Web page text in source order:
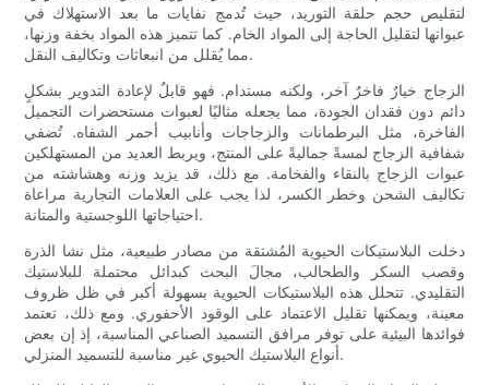
لتقليص حجم حلقة التوريد، حيث تُدمج نفايات ما بعد الاستهلاك في
عبواتها لتقليل الحاجة إلى المواد الخام. كما تتميز هذه المواد بخفة وزنها،
مما يُقلل من انبعاثات وتكاليف النقل.
الزجاج خيارٌ فاخرٌ آخر، ولكنه مستدام. فهو قابلٌ لإعادة التدوير بشكلٍ
دائم دون فقدان الجودة، مما يجعله مثاليًا لعبوات مستحضرات التجميل
الفاخرة، مثل البرطمانات والزجاجات وأنابيب أحمر الشفاه. تُضفي
شفافية الزجاج لمسةً جماليةً على المنتج، ويربط العديد من المستهلكين
عبوات الزجاج بالنقاء والفخامة. مع ذلك، قد يزيد وزنه وهشاشته من
تكاليف الشحن وخطر الكسر، لذا يجب على العلامات التجارية مراعاة
احتياجاتها اللوجستية والمتانة.
دخلت البلاستيكات الحيوية المُشتقة من مصادر طبيعية، مثل نشا الذرة
وقصب السكر والطحالب، مجالَ البحث كبدائل محتملة للبلاستيك
التقليدي. تتحلل هذه البلاستيكات الحيوية بسهولة أكبر في ظل ظروف
معينة، ويمكنها تقليل الاعتماد على الوقود الأحفوري. ومع ذلك، تعتمد
فوائدها البيئية على توفر مرافق التسميد الصناعي المناسبة، إذ إن بعض
أنواع البلاستيك الحيوي غير مناسبة للتسميد المنزلي.